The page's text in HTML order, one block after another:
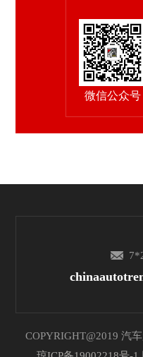
微信公众号
COPYRIGHT@2019 汽